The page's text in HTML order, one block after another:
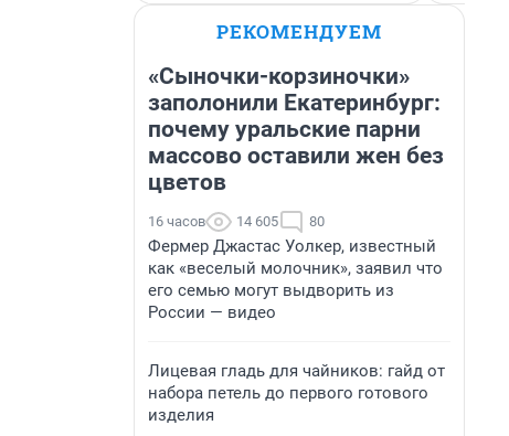
РЕКОМЕНДУЕМ
«Сыночки-корзиночки»
заполонили Екатеринбург:
почему уральские парни
массово оставили жен без
цветов
16 часов 14 605 80
Фермер Джастас Уолкер, известный
как «веселый молочник», заявил что
его семью могут выдворить из
России — видео
Лицевая гладь для чайников: гайд от
набора петель до первого готового
изделия